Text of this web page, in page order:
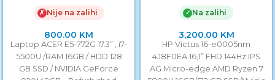
NVIDIA GeForce 920M
2GB
✗ Nije na zalihi
800.00 KM
Laptop ACER E5-772G 17.3” , i7-
5500U /RAM 16GB / HDD 128
GB SSD / NVIDIA GeForce
3060 6GB 16,1” FHD
✓ Na zalihi
3,200.00 KM
HP Victus 16-e0005nm
4J8F0EA 16,1” FHD 144Hz IPS
AG Micro-edge AMD Ryzen 7